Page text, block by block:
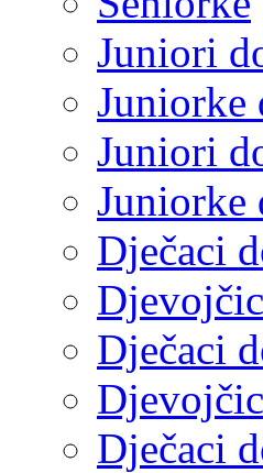
Juniori
Juniorke
Juniori
Juniorke
Dječaci
Dječaci
Dječaci